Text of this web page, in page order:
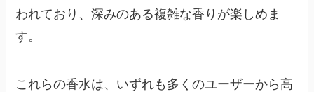
われており、深みのある複雑な香りが楽しめま
す。
これらの香水は、いずれも多くのユーザーから高